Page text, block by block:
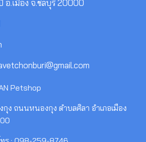
.เมือง จ.ชลบุรี 20000
Petshop
ง ถนนหนองกุง ตำบลศิลา อำเภอเมือง